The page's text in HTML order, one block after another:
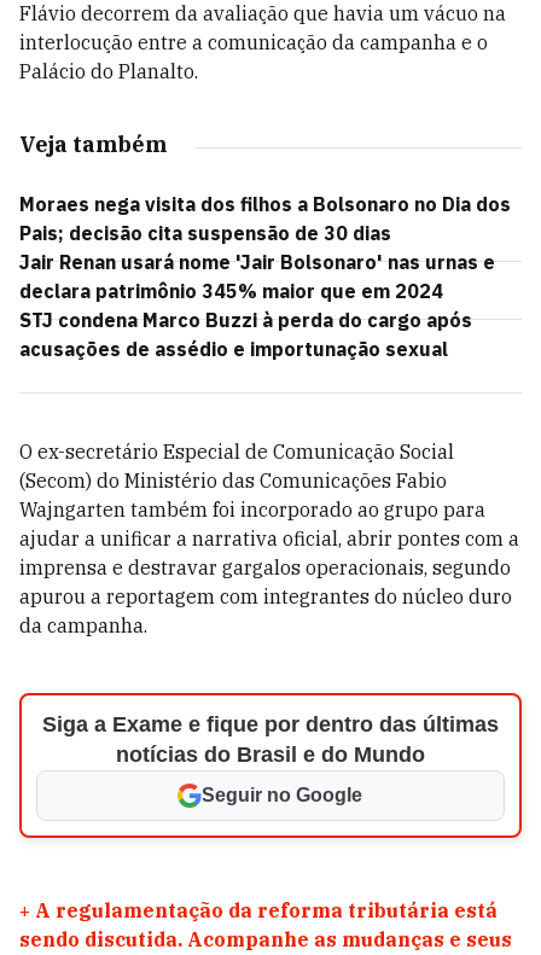
Flávio decorrem da avaliação que havia um vácuo na
interlocução entre a comunicação da campanha e o
Palácio do Planalto.
Veja também
Moraes nega visita dos filhos a Bolsonaro no Dia dos
Pais; decisão cita suspensão de 30 dias
Jair Renan usará nome 'Jair Bolsonaro' nas urnas e
declara patrimônio 345% maior que em 2024
STJ condena Marco Buzzi à perda do cargo após
acusações de assédio e importunação sexual
O ex-secretário Especial de Comunicação Social
(Secom) do Ministério das Comunicações Fabio
Wajngarten também foi incorporado ao grupo para
ajudar a unificar a narrativa oficial, abrir pontes com a
imprensa e destravar gargalos operacionais, segundo
apurou a reportagem com integrantes do núcleo duro
da campanha.
Siga a Exame e fique por dentro das últimas
notícias do Brasil e do Mundo
Seguir no Google
+ A regulamentação da reforma tributária está
sendo discutida. Acompanhe as mudanças e seus